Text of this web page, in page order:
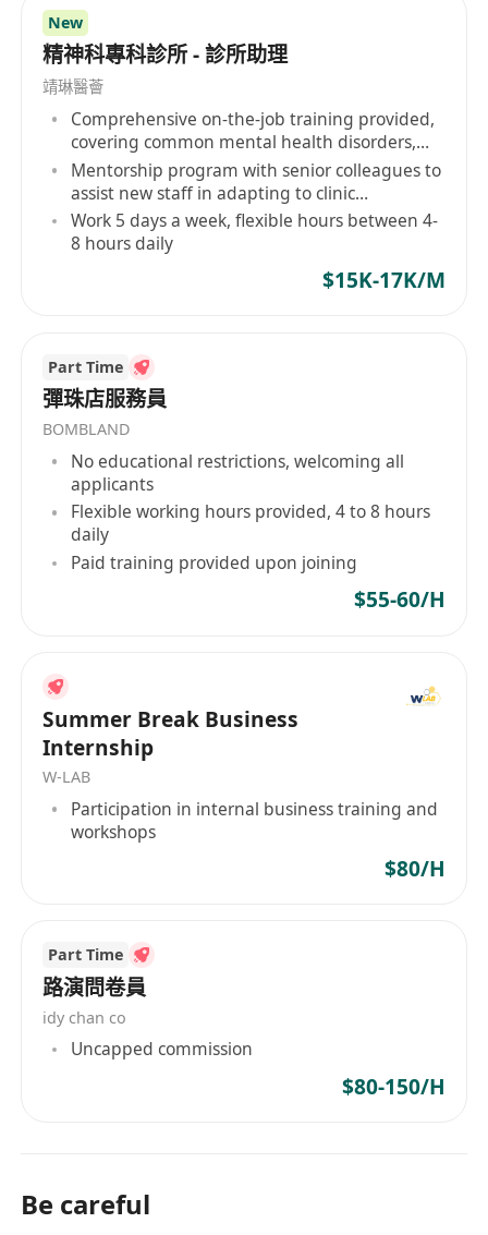
客戶（家長與學生），進行需求分析並推薦合適的
產品服務，最終完成簽約，達成業績目標。
· 客戶維繫：定期關懷現有客戶，建立良好關係，並
協助處理行政庶務。
New
精神科專科診所 - 診所助理
靖琳醫薈
Comprehensive on-the-job training provided,
covering common mental health disorders,
etc.
Mentorship program with senior colleagues to
assist new staff in adapting to clinic
operations and professional development
Work 5 days a week, flexible hours between 4-
8 hours daily
$15K-17K/M
Part Time
彈珠店服務員
BOMBLAND
No educational restrictions, welcoming all
applicants
Flexible working hours provided, 4 to 8 hours
daily
Paid training provided upon joining
$55-60/H
Summer Break Business
Internship
W-LAB
Participation in internal business training and
workshops
$80/H
Part Time
路演問卷員
idy chan co
Uncapped commission
$80-150/H
Be careful